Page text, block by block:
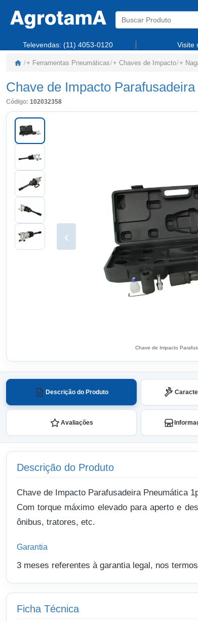
Televendas: (11) 4053-0120 Visite
/+ Ferramentas Pneumáticas/+ Chaves de Impacto/+
Chave de Impacto
Código: 102032358
‹
Chave de Impacto
Descrição do Produto
Avaliações
Descrição do Produto
Chave de Impacto Parafusadeira Pneumática
Com torque máximo elevado para aperto e
ônibus, tratores, etc.
Garantia
3 meses referentes à garantia legal, nos
Ficha Técnica